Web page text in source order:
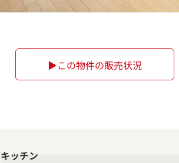
▶この物件の販売状況
キッチン